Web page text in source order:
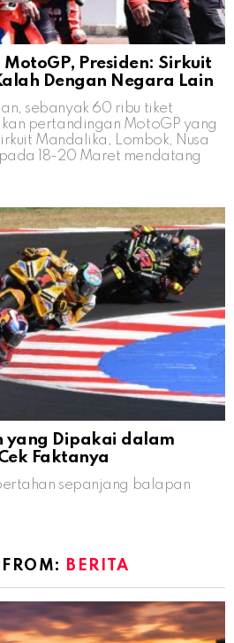
MotoGP, Presiden: Sirkuit
Dengan Negara Lain
sebanyak 60 ribu tiket
pertandingan MotoGP yang
Mandalika, Lombok, Nusa
18-20 Maret mendatang
yang Dipakai dalam
Faktanya
sepanjang balapan
BERITA